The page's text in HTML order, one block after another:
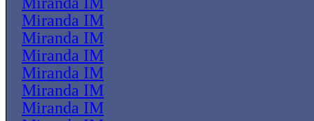
Miranda IM
Miranda IM
Miranda IM
Miranda IM
Miranda IM
Miranda IM